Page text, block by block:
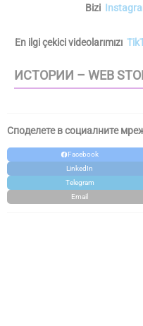
Bizi
En ilgi çekici videolarımızı
ИСТОРИИ – WEB
Споделете в социалните
Facebook
LinkedIn
Telegram
Email